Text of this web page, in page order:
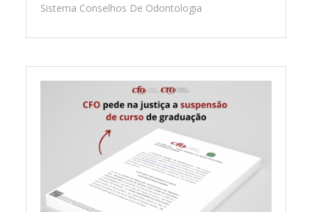
Sistema Conselhos De Odontologia